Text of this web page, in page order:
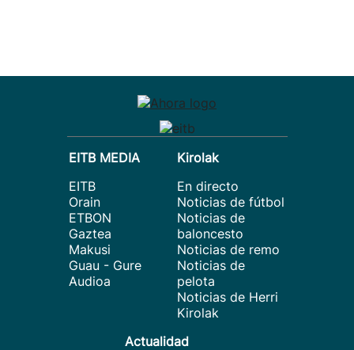
EITB MEDIA
EITB
Orain
ETBON
Gaztea
Makusi
Guau - Gure
Audioa
Kirolak
En directo
Noticias de fútbol
Noticias de
baloncesto
Noticias de remo
Noticias de
pelota
Noticias de Herri
Kirolak
Actualidad